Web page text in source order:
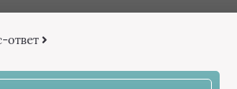
ответ